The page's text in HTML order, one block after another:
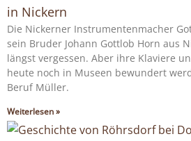
in Nickern
Die Nickerner Instrumentenmacher
sein Bruder Johann Gottlob Horn aus
längst vergessen. Aber ihre Klaviere
heute noch in Museen bewundert
Beruf Müller.
Weiterlesen »